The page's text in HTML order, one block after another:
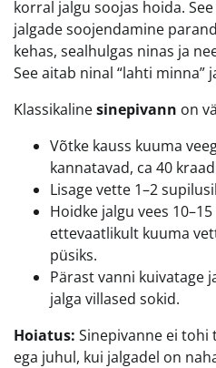
korral jalgu soojas hoida.
jalgade soojendamine
kehas, sealhulgas ninas ja
See aitab ninal “lahti minna”
Klassikalinesinepivann on
Võtke kauss kuuma
kannatavad, ca 40
Lisage vette 1–2
Hoidke jalgu vees
ettevaatlikult kuuma
püsiks.
Pärast vanni kuivatage
jalga villased sokid.
Hoiatus: Sinepivanne ei tohi
ega juhul, kui jalgadel on